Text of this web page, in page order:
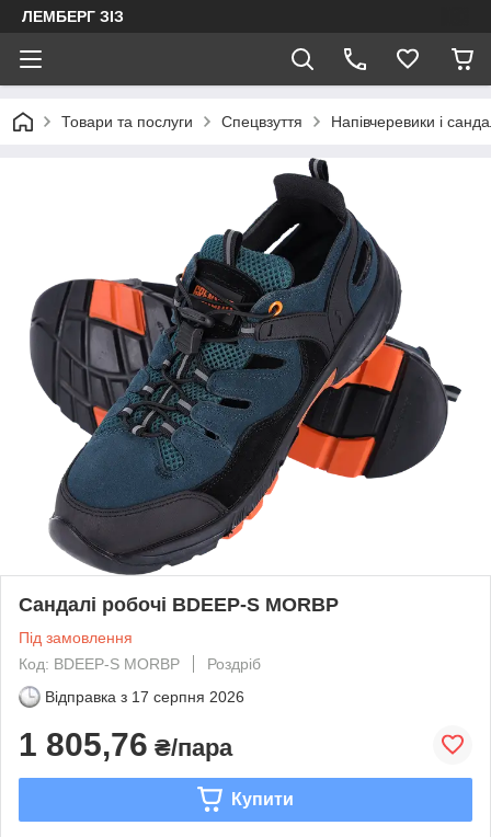
ЛЕМБЕРГ ЗІЗ
Товари та послуги Спецвзуття Напівчеревики і
Сандалі робочі BDEEP-S MORBP
Під замовлення
Код: BDEEP-S MORBP
Роздріб
Відправка з 17 серпня 2026
1 805,76 ₴/пара
Купити